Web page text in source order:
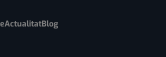
ActualitatBlog